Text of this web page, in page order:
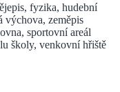
fyzika, hudební
výchova, zeměpis
sportovní areál
školy, venkovní hřiště